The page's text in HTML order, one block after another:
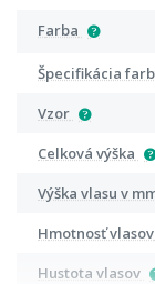
Farba
Špecifikácia
Vzor
Celková výška
Výška vlasu v
Hmotnosť vlasov
Hustota vlasov